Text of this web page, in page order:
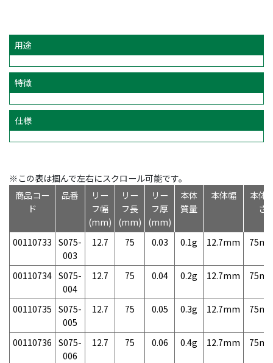
用途
特徴
仕様
※この表は掴んで左右にスクロール可能です。
商品コー
ド
品番
リー
フ幅
(mm)
リー
フ長
(mm)
リー
フ厚
(mm)
本体
質量
本体幅
本体
さ
00110733 S075-
003
12.7 75 0.03 0.1g 12.7mm
00110734 S075-
004
12.7 75 0.04 0.2g 12.7mm
00110735 S075-
005
12.7 75 0.05 0.3g 12.7mm
00110736 S075-
006
12.7 75 0.06 0.4g 12.7mm